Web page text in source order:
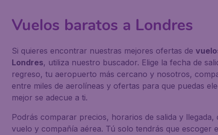
Vuelos baratos a Londres
Si quieres encontrar nuestras mejores ofertas de
Londres, utiliza nuestro buscador. Elige la fecha de
regreso, tu aeropuerto más cercano y nosotros,
entre miles de aerolíneas y ofertas para que puedas
mejor se adecue a ti.
Podrás comparar precios, horarios de salida y llegada,
vuelo y compañía aérea. Tú solo tendrás que escoger